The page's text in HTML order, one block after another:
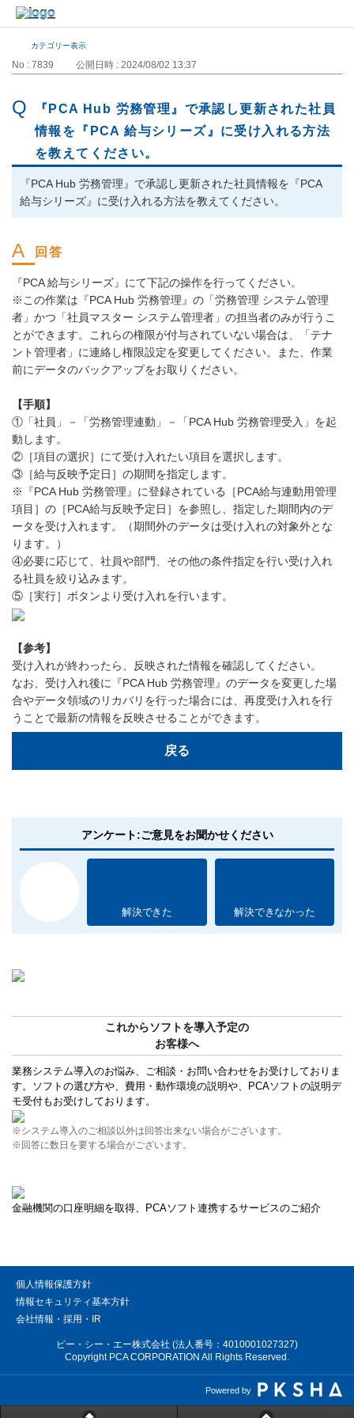
カテゴリー表示
No : 7839 公開日時 : 2024/08/02 13:37
『PCA Hub 労務管理』で承認し更新された社員
情報を『PCA 給与シリーズ』に受け入れる方法
を教えてください。
『PCA Hub 労務管理』で承認し更新された社員情報を『PCA
給与シリーズ』に受け入れる方法を教えてください。
『PCA 給与シリーズ』にて下記の操作を行ってください。
※この作業は『PCA Hub 労務管理』の「労務管理 システム管理
者」かつ「社員マスター システム管理者」の担当者のみが行うこ
とができます。これらの権限が付与されていない場合は、「テナ
ント管理者」に連絡し権限設定を変更してください。また、作業
前にデータのバックアップをお取りください。
【手順】
①「社員」－「労務管理連動」－「PCA Hub 労務管理受入」を起
動します。
②［項目の選択］にて受け入れたい項目を選択します。
③［給与反映予定日］の期間を指定します。
※『PCA Hub 労務管理』に登録されている［PCA給与連動用管理
項目］の［PCA給与反映予定日］を参照し、指定した期間内のデ
ータを受け入れます。（期間外のデータは受け入れの対象外とな
ります。）
④必要に応じて、社員や部門、その他の条件指定を行い受け入れ
る社員を絞り込みます。
⑤［実行］ボタンより受け入れを行います。
【参考】
受け入れが終わったら、反映された情報を確認してください。
なお、受け入れ後に『PCA Hub 労務管理』のデータを変更した場
合やデータ領域のリカバリを行った場合には、再度受け入れを行
うことで最新の情報を反映させることができます。
戻る
アンケート:ご意見をお聞かせください
解決できた 解決できなかった
これからソフトを導入予定の
お客様へ
業務システム導入のお悩み、ご相談・お問い合わせをお受けしておりま
す。ソフトの選び方や、費用・動作環境の説明や、PCAソフトの説明デ
モ受付もお受けしております。
※システム導入のご相談以外は回答出来ない場合がございます。
※回答に数日を要する場合がございます。
金融機関の口座明細を取得、PCAソフト連携するサービスのご紹介
個人情報保護方針
情報セキュリティ基本方針
会社情報・採用・IR
ピー・シー・エー株式会社 (法人番号：4010001027327)
Copyright PCA CORPORATION All Rights Reserved.
Powered by